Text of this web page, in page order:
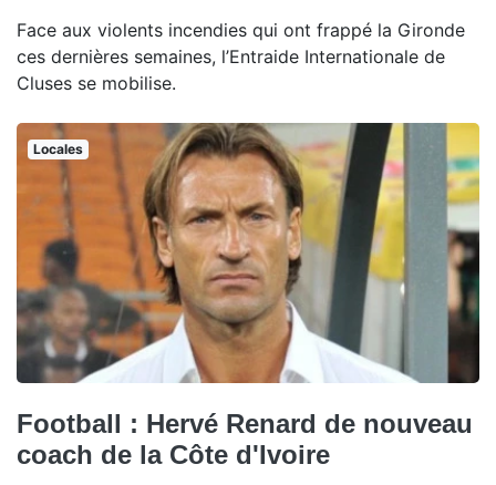
Face aux violents incendies qui ont frappé la Gironde
ces dernières semaines, l’Entraide Internationale de
Cluses se mobilise.
Locales
Football : Hervé Renard de nouveau
coach de la Côte d'Ivoire